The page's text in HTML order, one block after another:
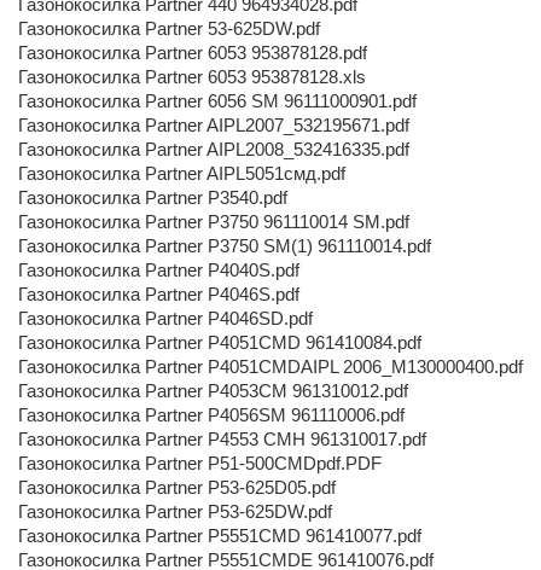
Газонокосилка Partner 440 964934028.pdf
Газонокосилка Partner 53-625DW.pdf
Газонокосилка Partner 6053 953878128.pdf
Газонокосилка Partner 6053 953878128.xls
Газонокосилка Partner 6056 SM 96111000901.pdf
Газонокосилка Partner AIPL2007_532195671.pdf
Газонокосилка Partner AIPL2008_532416335.pdf
Газонокосилка Partner AIPL5051смд.pdf
Газонокосилка Partner P3540.pdf
Газонокосилка Partner P3750 961110014 SM.pdf
Газонокосилка Partner P3750 SM(1) 961110014.pdf
Газонокосилка Partner P4040S.pdf
Газонокосилка Partner P4046S.pdf
Газонокосилка Partner P4046SD.pdf
Газонокосилка Partner P4051CMD 961410084.pdf
Газонокосилка Partner P4051CMDAIPL 2006_M130000400.pdf
Газонокосилка Partner P4053CM 961310012.pdf
Газонокосилка Partner P4056SM 961110006.pdf
Газонокосилка Partner P4553 CMH 961310017.pdf
Газонокосилка Partner P51-500CMDpdf.PDF
Газонокосилка Partner P53-625D05.pdf
Газонокосилка Partner P53-625DW.pdf
Газонокосилка Partner P5551CMD 961410077.pdf
Газонокосилка Partner P5551CMDE 961410076.pdf